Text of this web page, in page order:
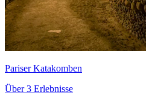
Pariser Katakomben
Über 3 Erlebnisse